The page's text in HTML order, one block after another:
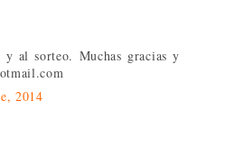
al sorteo. Muchas gracias y
2014